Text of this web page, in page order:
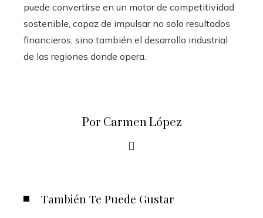
puede convertirse en un motor de competitividad
sostenible, capaz de impulsar no solo resultados
financieros, sino también el desarrollo industrial
de las regiones donde opera.
Por Carmen López
También Te Puede Gustar